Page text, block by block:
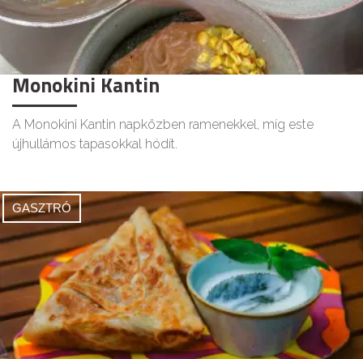
Monokini Kantin
A Monokini Kantin napközben ramenekkel, míg este
újhullámos tapasokkal hódít.
GASZTRÓ